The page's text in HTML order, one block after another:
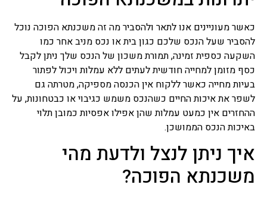
הריביות, לעזור להתאים את
אותם מול נציגי הבנקים.
ביטוח משכנתא
כמו כל ביטוח והיעוד שלו אז
גם למשכנתא יש ביטוח
שנעשה לרוב דרך הבנקים אשר
נותנים משכנתא, ביטוח
משכנתא שכזה נועד בסופו של
כאשר יגרם נזק למבנה הנכס
ולעתים כאשר אחד מהלווים
כאשר מעוניינים אנו לתאר ולהסביר מה זה משכנתא הפוכה נוכל
להסביר שעל הנכס שלכם כגון בית או נכס מניב אחר כמו
השקעה כספית זמינה, תמורת משכון של הנכס שלך ניתן לקבל
כסף מזומן למחייה חודשית לעתים ללא עמלות ויכול לפתור
בעיות מחייה כאשר ללקוח אין הכנסה מספיקה, מטרתה גם
לשפר את איכות החיים כשהנכס משמש כגיבוי או כבטחונות, על
ההחזרים אין כמעט עמלות שהן אפילו אפסיות כמובן תלוי
באיכות הנכס הממושכן.
איך ניתן לנצל ולדעת מהי
משכנתא הפוכה?